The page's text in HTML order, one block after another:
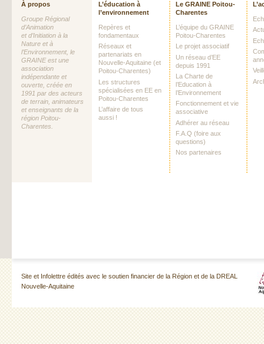
À propos
Groupe Régional
d’Animation
et d’Initiation à la
Nature et à
l’Environnement, le
GRAINE est une
association
indépendante et
ouverte, créée en
1991 par des acteurs
de terrain, animateurs
et enseignants de la
région Poitou-
Charentes.
L’éducation à
l’environnement
Repères et
fondamentaux
Réseaux et
partenariats en
Nouvelle-Aquitaine (et
Poitou-Charentes)
Les structures
spécialisées en EE en
Poitou-Charentes
L’affaire de tous
aussi !
Le GRAINE Poitou-
Charentes
L’équipe du GRAINE
Poitou-Charentes
Le projet associatif
Un réseau d’EE
depuis 1991
La Charte de
l’Education à
l’Environnement
Fonctionnement et vie
associative
Adhérer au réseau
F.A.Q (foire aux
questions)
Nos partenaires
Site et Infolettre édités avec le soutien financier de la Région et de la DREAL
Nouvelle-Aquitaine